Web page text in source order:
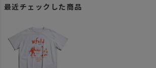
最近チェックした商品